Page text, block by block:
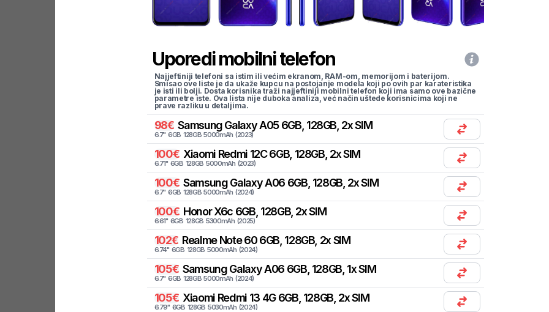
Uporedi mobilni telefon
Najjeftiniji telefoni sa istim ili većim ekranom, RAM-om, memorijom i baterijom.
Smisao ove liste je da ukaže kupcu na postojanje modela koji po ovih par karateristika
je isti ili bolji. Dosta korisnika traži najjeftiniji mobilni telefon koji ima samo ove bazične
parametre iste. Ova lista nije duboka analiza, već način uštede korisnicima koji ne
prave razliku u detaljima.
98€ SamsungGalaxy A05 6GB, 128GB, 2x SIM
6.7" 6GB 128GB 5000mAh (2023)
100€ Xiaomi Redmi 12C 6GB, 128GB, 2x SIM
6.71" 6GB 128GB 5000mAh (2023)
100€ Samsung Galaxy A06 6GB, 128GB, 2x SIM
6.7" 6GB 128GB 5000mAh (2024)
100€ Honor X6c 6GB, 128GB, 2x SIM
6.61" 6GB 128GB 5300mAh (2025)
102€ Realme Note 60 6GB, 128GB, 2x SIM
6.74" 6GB 128GB 5000mAh (2024)
105€ Samsung Galaxy A06 6GB, 128GB, 1x SIM
6.7" 6GB 128GB 5000mAh (2024)
105€ Xiaomi Redmi 13 4G 6GB, 128GB, 2x SIM
6.79" 6GB 128GB 5030mAh (2024)